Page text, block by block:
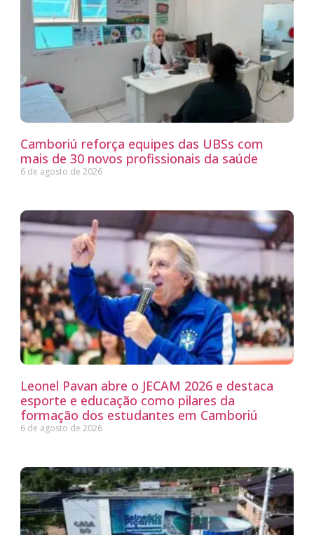
Camboriú reforça equipes das UBSs com
mais de 30 novos profissionais da saúde
6 de agosto de 2026
Leonel Pavan abre o JECAM 2026 e destaca
esporte e educação como pilares da
formação dos estudantes em Camboriú
6 de agosto de 2026